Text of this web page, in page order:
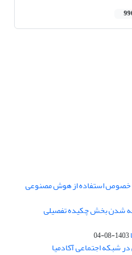
خصوص استفاده از هوش مصنوعی
شدن بخش چکیده تفصیلی
1403-08-04
شبکه اجتماعی آکادمیا